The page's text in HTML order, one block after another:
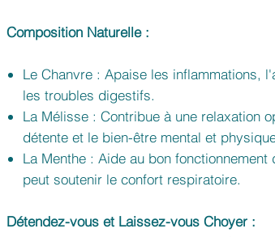
Composition Naturelle :
Le Chanvre : Apaise les inflammations,
les troubles digestifs.
La Mélisse : Contribue à une relaxation
détente et le bien-être mental et
La Menthe : Aide au bon
peut soutenir le confort respiratoire.
Détendez-vous et Laissez-vous Choyer :